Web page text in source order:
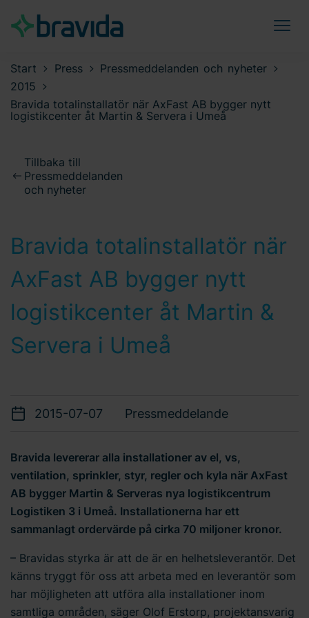
Start Press
Pressmeddelanden och nyheter
2015
Bravida totalinstallatör när AxFast AB bygger nytt
logistikcenter åt Martin & Servera i Umeå
Tillbaka till
Pressmeddelanden
och nyheter
Bravida totalinstallatör när
AxFast AB bygger nytt
logistikcenter åt Martin &
Servera i Umeå
2015-07-07 Pressmeddelande
Bravida levererar alla installationer av el, vs,
ventilation, sprinkler, styr, regler och kyla när AxFast
AB bygger Martin & Serveras nya logistikcentrum
Logistiken 3 i Umeå. Installationerna har ett
sammanlagt ordervärde på cirka 70 miljoner kronor.
– Bravidas styrka är att de är en helhetsleverantör. Det
känns tryggt för oss att arbeta med en leverantör som
har möjligheten att utföra alla installationer inom
samtliga områden, säger Olof Erstorp, projektansvarig